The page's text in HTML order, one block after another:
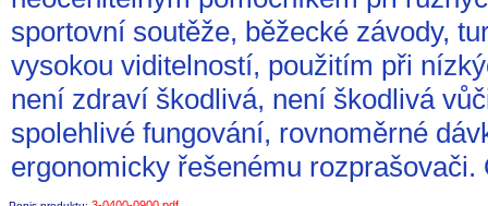
sportovní soutěže, běžecké závody,
vysokou viditelností, použitím při
není zdraví škodlivá, není škodlivá
spolehlivé fungování, rovnoměrné
ergonomicky řešenému rozprašovači.